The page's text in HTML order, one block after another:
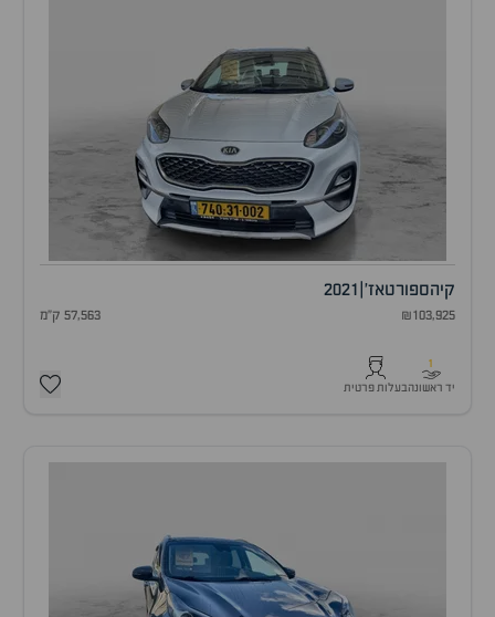
קיהספורטאז' 2021
₪103,925 57,563 ק"מ
1
יד ראשונהבעלות פרטית